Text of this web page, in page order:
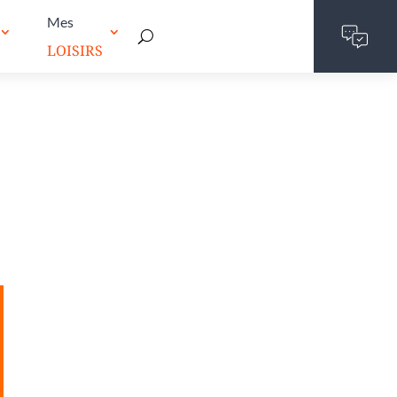
Mes
LOISIRS